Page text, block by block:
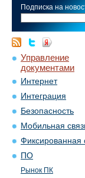
Подписка на
Управление
документами
Интернет
Интеграция
Безопасность
Мобильная
Фиксированная
ПО
Рынок ПК